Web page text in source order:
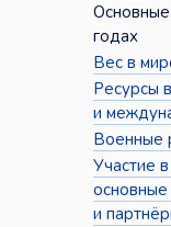
годах
Вес в
Ресурсы
и
Военные
Участие
основные
и